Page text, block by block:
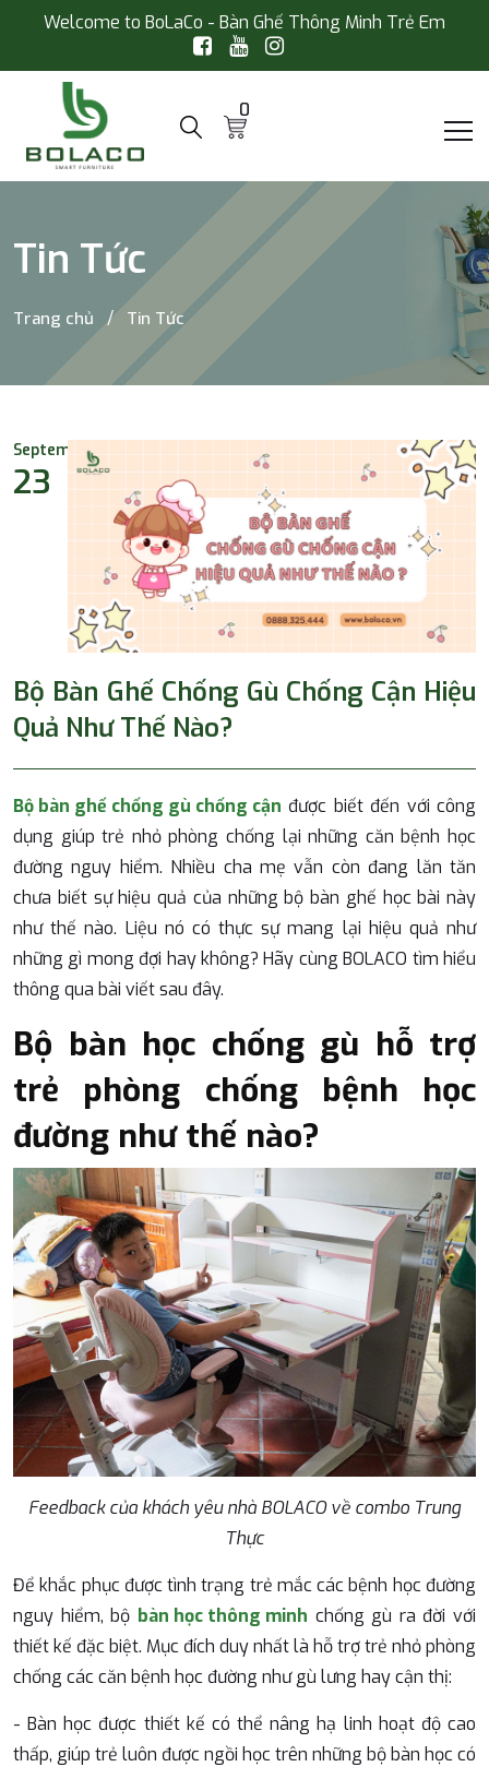
Welcome to BoLaCo - Bàn Ghế Thông Minh Trẻ Em
0
Tin Tức
Trang chủ Tin Tức
September
23
Bộ Bàn Ghế Chống Gù Chống Cận Hiệu
Quả Như Thế Nào?
Bộ bàn ghế chống gù chống cận được biết đến với công
dụng giúp trẻ nhỏ phòng chống lại những căn bệnh học
đường nguy hiểm. Nhiều cha mẹ vẫn còn đang lăn tăn
chưa biết sự hiệu quả của những bộ bàn ghế học bài này
như thế nào. Liệu nó có thực sự mang lại hiệu quả như
những gì mong đợi hay không? Hãy cùng BOLACO tìm hiểu
thông qua bài viết sau đây.
Bộ bàn học chống gù hỗ trợ
trẻ phòng chống bệnh học
đường như thế nào?
Feedback của khách yêu nhà BOLACO về combo Trung
Thực
Để khắc phục được tình trạng trẻ mắc các bệnh học đường
nguy hiểm, bộ bàn học thông minh chống gù ra đời với
thiết kế đặc biệt. Mục đích duy nhất là hỗ trợ trẻ nhỏ phòng
chống các căn bệnh học đường như gù lưng hay cận thị:
- Bàn học được thiết kế có thể nâng hạ linh hoạt độ cao
thấp, giúp trẻ luôn được ngồi học trên những bộ bàn học có